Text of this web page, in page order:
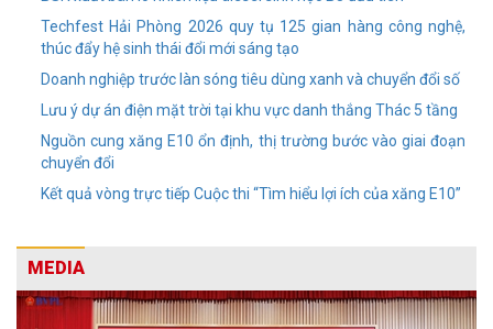
Techfest Hải Phòng 2026 quy tụ 125 gian hàng công nghệ,
thúc đẩy hệ sinh thái đổi mới sáng tạo
Doanh nghiệp trước làn sóng tiêu dùng xanh và chuyển đổi số
Lưu ý dự án điện mặt trời tại khu vực danh thắng Thác 5 tầng
Nguồn cung xăng E10 ổn định, thị trường bước vào giai đoạn
chuyển đổi
Kết quả vòng trực tiếp Cuộc thi “Tìm hiểu lợi ích của xăng E10”
MEDIA